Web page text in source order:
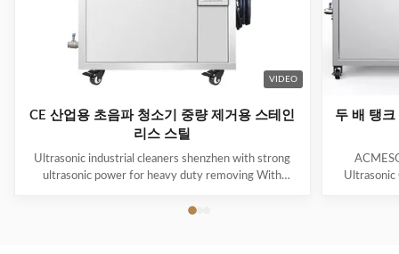
VIDEO
CE 산업용 초음파 청소기 중량 제거용 스테인
리스 스틸
Ultrasonic industrial cleaners shenzhen with strong
ultrasonic power for heavy duty removing With
widely used in engine block, engine parts cleaning,
두 배 탱
Ultrasonic